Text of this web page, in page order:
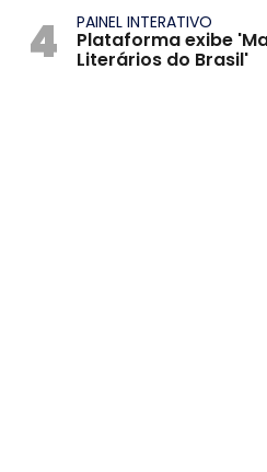
4 PAINEL INTERATIVO
Plataforma exibe
Literários do Brasil'